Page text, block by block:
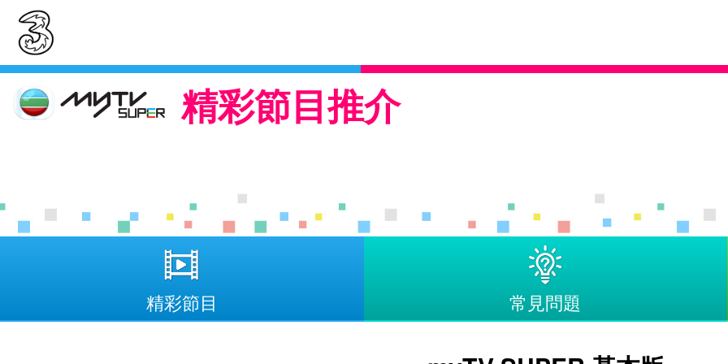
精彩節目推介
精彩節目 常見問題